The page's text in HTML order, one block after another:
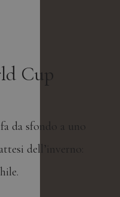
Cup
da sfondo a uno
dell’inverno: